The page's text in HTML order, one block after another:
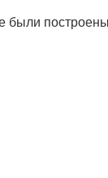
были